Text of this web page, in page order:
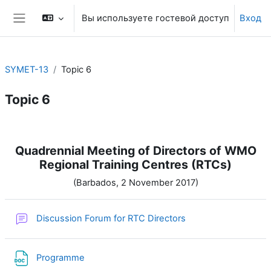
Перейти к основному содержанию
Боковая панель
Вы используете гостевой доступ Вход
SYMET-13 Topic 6
Topic 6
Quadrennial Meeting of Directors of WMO
Regional Training Centres (RTCs)
(Barbados, 2 November 2017)
Discussion Forum for RTC Directors
Programme